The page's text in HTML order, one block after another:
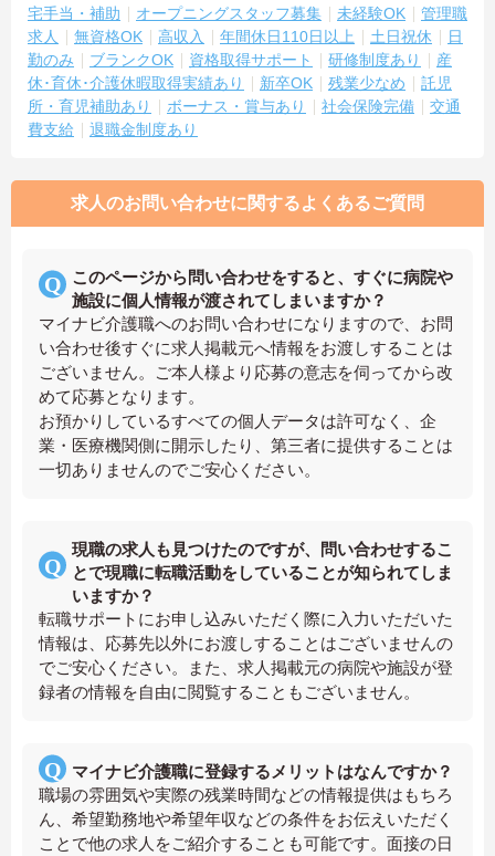
宅手当・補助
オープニングスタッフ募集 未経験OK
管理職
求人
無資格OK 高収入 年間休日110日以上 土日祝休
日
勤のみ
ブランクOK 資格取得サポート 研修制度あり
産
休･育休･介護休暇取得実績あり
新卒OK 残業少なめ
託児
所・育児補助あり
ボーナス・賞与あり 社会保険完備
交通
費支給
退職金制度あり
求人のお問い合わせに関するよくあるご質問
このページから問い合わせをすると、すぐに病院や
施設に個人情報が渡されてしまいますか？
マイナビ介護職へのお問い合わせになりますので、お問
い合わせ後すぐに求人掲載元へ情報をお渡しすることは
ございません。ご本人様より応募の意志を伺ってから改
めて応募となります。
お預かりしているすべての個人データは許可なく、企
業・医療機関側に開示したり、第三者に提供することは
一切ありませんのでご安心ください。
現職の求人も見つけたのですが、問い合わせするこ
とで現職に転職活動をしていることが知られてしま
いますか？
転職サポートにお申し込みいただく際に入力いただいた
情報は、応募先以外にお渡しすることはございませんの
でご安心ください。また、求人掲載元の病院や施設が登
録者の情報を自由に閲覧することもございません。
マイナビ介護職に登録するメリットはなんですか？
職場の雰囲気や実際の残業時間などの情報提供はもちろ
ん、希望勤務地や希望年収などの条件をお伝えいただく
ことで他の求人をご紹介することも可能です。面接の日